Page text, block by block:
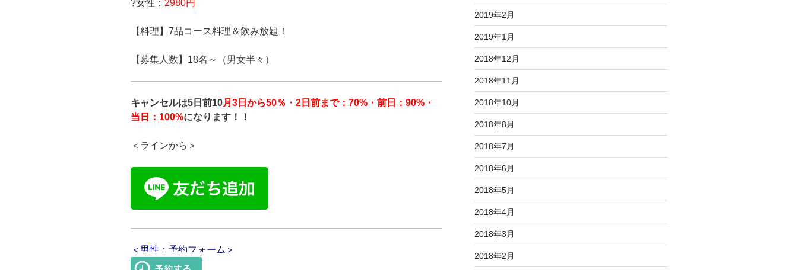
?女性： 2980円
【料理】7品コース料理＆飲み放題！
【募集人数】18名～（男女半々）
キャンセルは5日前10月3日から50％・2日前まで：70%・前日：90%・
当日：100%になります！！
＜ラインから＞
＜男性：予約フォーム＞
2019年2月
2019年1月
2018年12月
2018年11月
2018年10月
2018年8月
2018年7月
2018年6月
2018年5月
2018年4月
2018年3月
2018年2月